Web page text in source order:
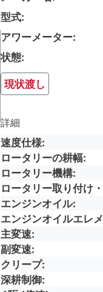
型式
アワーメーター
状態
現状渡し
詳細
速度仕様
ロータリーの耕幅
ロータリー機構
ロータリー取り付け
エンジンオイル
エンジンオイルエレ
主変速
副変速
クリープ
深耕制御